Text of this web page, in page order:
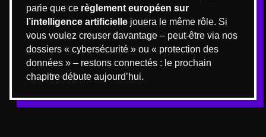
parie que ce règlement européen sur
l’intelligence artificielle jouera le même rôle. Si
vous voulez creuser davantage – peut-être via nos
dossiers « cybersécurité » ou « protection des
données » – restons connectés : le prochain
chapitre débute aujourd’hui.